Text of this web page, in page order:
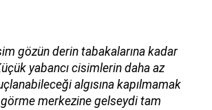
gözün derin tabakalarına kadar
yabancı cisimlerin daha az
algısına kapılmamak
görme merkezine gelseydi tam